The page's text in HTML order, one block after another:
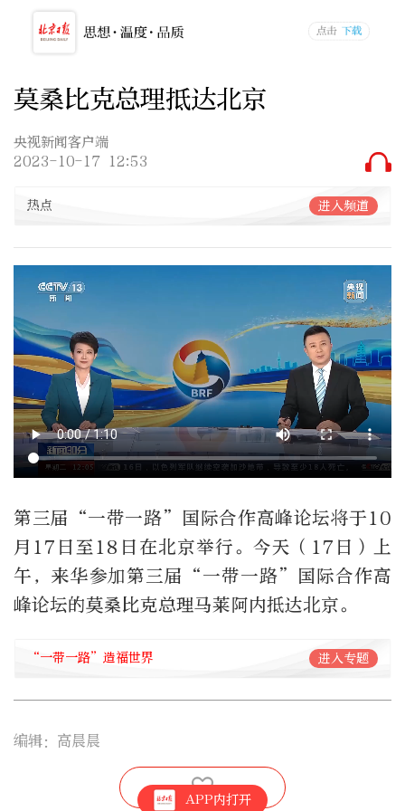
莫桑比克总理抵达北京
央视新闻客户端
2023-10-17 12:53
热点 进入频道
第三届“一带一路”国际合作高峰论坛将于10
月17日至18日在北京举行。今天（17日）上
午，来华参加第三届“一带一路”国际合作高
峰论坛的莫桑比克总理马莱阿内抵达北京。
“一带一路”造福世界 进入专题
编辑：高晨晨
APP内打开